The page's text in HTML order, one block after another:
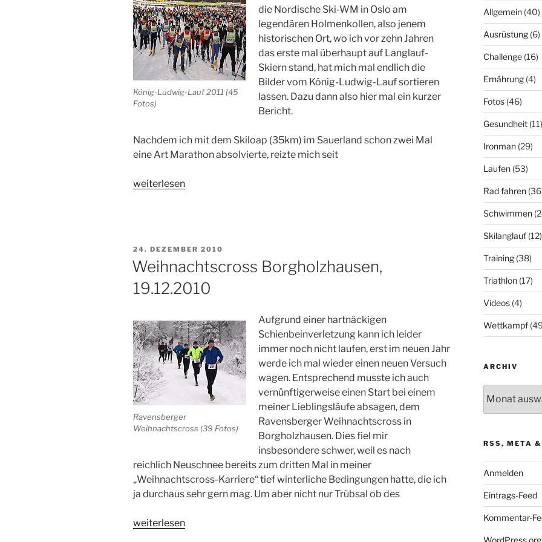
König-Ludwig-Lauf 2011 (45
Fotos)
die Nordische Ski-WM in Oslo am
legendären Holmenkollen, also jenem
historischen Ort, wo ich vor zehn Jahren
das erste mal überhaupt auf Langlauf-
Skiern stand, hat mich mal endlich die
Bilder vom König-Ludwig-Lauf sortieren
lassen. Dazu dann also hier mal ein kurzer
Bericht.
Nachdem ich mit dem Skiloap (35km) im Sauerland schon zwei Mal
eine Art Marathon absolvierte, reizte mich seit
„König-
Skimarathon
in
Oberammergau“
weiterlesen
VERÖFFENTLICHT
24. DEZEMBER 2010
Weihnachtscross Borgholzhausen,
19.12.2010
Ravensberger
Weihnachtscross (39 Fotos)
Aufgrund einer hartnäckigen
Schienbeinverletzung kann ich leider
immer noch nicht laufen, erst im neuen Jahr
werde ich mal wieder einen neuen Versuch
wagen. Entsprechend musste ich auch
vernünftigerweise einen Start bei einem
meiner Lieblingsläufe absagen, dem
Ravensberger Weihnachtscross in
Borgholzhausen. Dies fiel mir
insbesondere schwer, weil es nach
reichlich Neuschnee bereits zum dritten Mal in meiner
„Weihnachtscross-Karriere“ tief winterliche Bedingungen hatte, die ich
ja durchaus sehr gern mag. Um aber nicht nur Trübsal ob des
„Weihnachtscross
weiterlesen
Allgemein(40)
Ausrüstung(6)
Challenge(16)
Ernährung(4)
Fotos(46)
Gesundheit(11)
Ironman(29)
Laufen(53)
Rad fahren
Schwimmen
Skilanglauf(12)
Training(38)
Triathlon(17)
Videos(4)
Wettkampf
ARCHIV
RSS, META &
Anmelden
Eintrags-Feed
Kommentar-
WordPress.org